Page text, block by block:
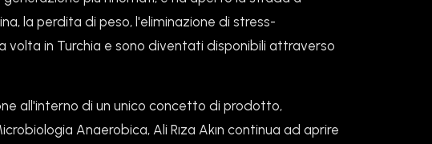
la perdita di peso, l'eliminazione di stress-
in Turchia e sono diventati disponibili attraverso
all'interno di un unico concetto di prodotto,
Anaerobica, Ali Rıza Akın continua ad aprire